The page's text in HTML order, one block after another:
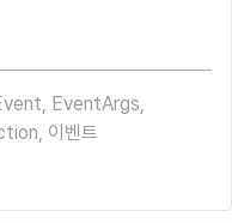
EventArgs
이벤트